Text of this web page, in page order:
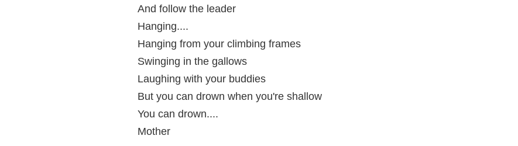
And follow the leader
Hanging....
Hanging from your climbing frames
Swinging in the gallows
Laughing with your buddies
But you can drown when you're shallow
You can drown....
Mother